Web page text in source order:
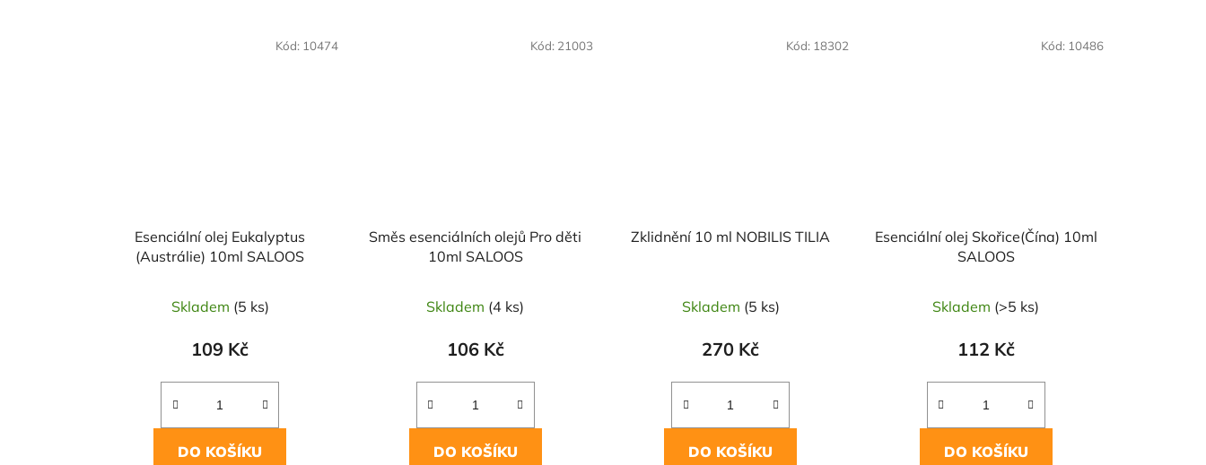
Esenciální olej Eukalyptus
(Austrálie) 10ml SALOOS
Skladem (5 ks)
109 Kč
DO KOŠÍKU
Kód: 10474
Směs esenciálních olejů Pro děti
10ml SALOOS
Skladem (4 ks)
106 Kč
DO KOŠÍKU
Kód: 21003
Zklidnění 10 ml NOBILIS TILIA
Skladem (5 ks)
270 Kč
DO KOŠÍKU
Kód: 18302
Esenciální olej Skořice(Čína) 10ml
SALOOS
Skladem (>5 ks)
112 Kč
DO KOŠÍKU
Kód: 10486